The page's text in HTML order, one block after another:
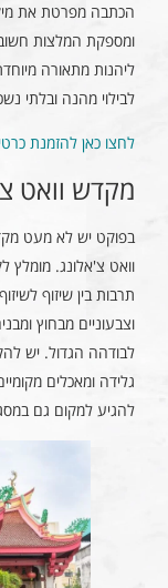
הכתבה מפרטת את
ומספקת המלצות
ליהנות מתאורה
לבילוי מהנה ובלתי
לחצו כאן להזמנת
מקדש וואט
בפוקט יש לא מעט
וואט צ'אלונג.
תרבות בין שיזוף
וצבעוניים מבחוץ
לבודהה הגדול. יש
גלידה ומאכלים
להגיע למקום גם